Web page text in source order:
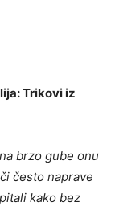
Trikovi iz
brzo gube onu
često naprave
kako bez